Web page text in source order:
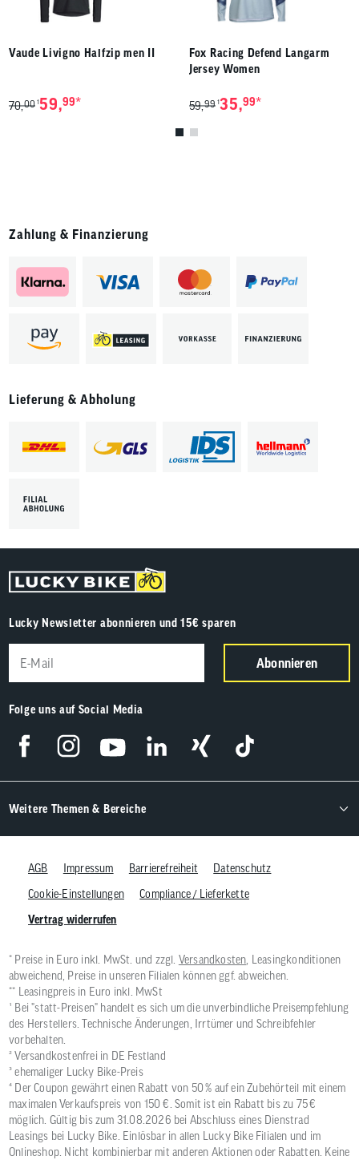
Vaude Livigno Halfzip men II
70,00 159,99*
Fox Racing Defend Langarm
Jersey Women
59,99 135,99*
Zahlung & Finanzierung
Lieferung & Abholung
Lucky Newsletter abonnieren und 15€ sparen
Abonnieren
Folge uns auf Social Media
Weitere Themen & Bereiche
AGB Impressum Barrierefreiheit
Datenschutz
Cookie-Einstellungen
Compliance / Lieferkette
Vertrag widerrufen
* Preise in Euro inkl. MwSt. und zzgl. Versandkosten, Leasingkonditionen
abweichend, Preise in unseren Filialen können ggf. abweichen.
** Leasingpreis in Euro inkl. MwSt
¹ Bei "statt-Preisen" handelt es sich um die unverbindliche Preisempfehlung
des Herstellers. Technische Änderungen, Irrtümer und Schreibfehler
vorbehalten.
² Versandkostenfrei in DE Festland
³ ehemaliger Lucky Bike-Preis
⁴ Der Coupon gewährt einen Rabatt von 50 % auf ein Zubehörteil mit einem
maximalen Verkaufspreis von 150 €. Somit ist ein Rabatt bis zu 75 €
möglich. Gültig bis zum 31.08.2026 bei Abschluss eines Dienstrad
Leasings bei Lucky Bike. Einlösbar in allen Lucky Bike Filialen und im
Onlineshop. Nicht kombinierbar mit anderen Aktionen oder Rabatten. Keine